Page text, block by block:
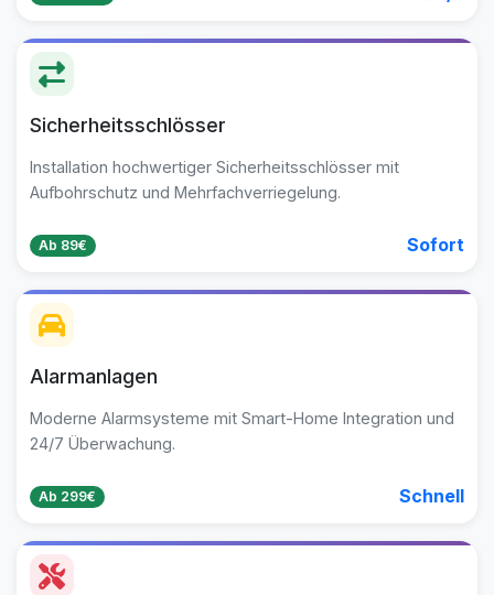
Sicherheitsschlösser
Installation hochwertiger Sicherheitsschlösser mit
Aufbohrschutz und Mehrfachverriegelung.
Ab 89€ Sofort
Alarmanlagen
Moderne Alarmsysteme mit Smart-Home Integration und
24/7 Überwachung.
Ab 299€ Schnell